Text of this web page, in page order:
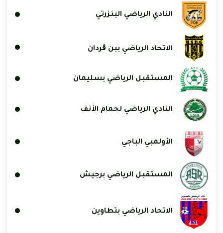
النادي الرياضي البنزرتي
الاتحاد الرياضي ببن ڨردان
المستقبل الرياضي بسليمان
النادي الرياضي لحمام الأنف
الأولمبي الباجي
المستقبل الرياضي برجيش
الاتحاد الرياضي بتطاوين